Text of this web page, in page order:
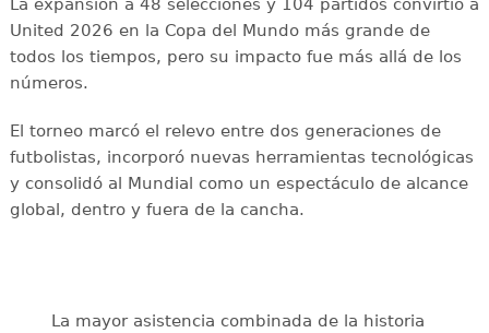
La expansión a 48 selecciones y 104 partidos convirtió a
United 2026 en la Copa del Mundo más grande de
todos los tiempos, pero su impacto fue más allá de los
números.
El torneo marcó el relevo entre dos generaciones de
futbolistas, incorporó nuevas herramientas tecnológicas
y consolidó al Mundial como un espectáculo de alcance
global, dentro y fuera de la cancha.
La mayor asistencia combinada de la historia